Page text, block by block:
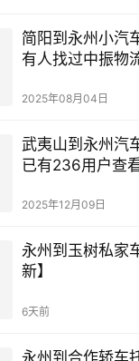
简阳到永州小汽
有人找过中振物
2025年08月04日
武夷山到永州汽
已有236用户查
2025年12月09日
永州到玉树私家
新】
6天前
永州到合作轿车